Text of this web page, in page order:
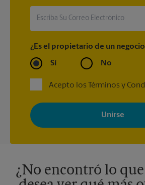
¿Es el propietario de un
Sí No
Acepto los Términos y
Al registrarse, acepta recibir correos
Store con noticias, ofertas especiales,
adaptados a sus intereses. Puede darse de
momento. Para más información, consulte
¿No encontró lo